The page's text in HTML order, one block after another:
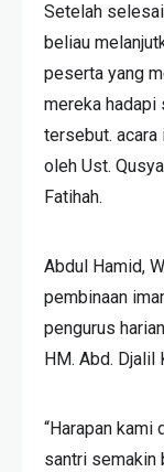
Setelah
beliau
peserta yang
mereka hadapi
tersebut.
oleh Ust.
Fatihah.
Abdul Hamid,
pembinaan
pengurus
HM. Abd. Djalil
“Harapan kami
santri semakin